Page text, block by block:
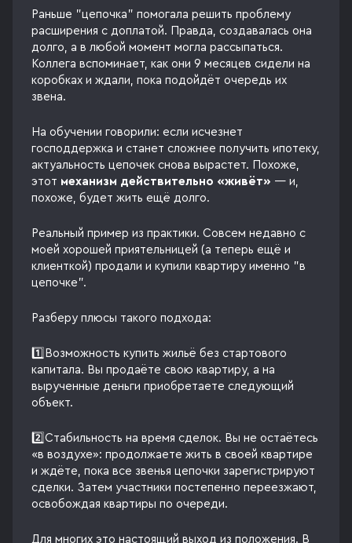
Раньше "цепочка" помогала решить проблему
расширения с доплатой. Правда, создавалась она
долго, а в любой момент могла рассыпаться.
Коллега вспоминает, как они 9 месяцев сидели на
коробках и ждали, пока подойдёт очередь их
звена.
На обучении говорили: если исчезнет
господдержка и станет сложнее получить ипотеку,
актуальность цепочек снова вырастет. Похоже,
этот механизм действительно «живёт» — и,
похоже, будет жить ещё долго.
Реальный пример из практики. Совсем недавно с
моей хорошей приятельницей (а теперь ещё и
клиенткой) продали и купили квартиру именно "в
цепочке".
Разберу плюсы такого подхода:
1️⃣Возможность купить жильё без стартового
капитала. Вы продаёте свою квартиру, а на
вырученные деньги приобретаете следующий
объект.
2️⃣Стабильность на время сделок. Вы не остаётесь
«в воздухе»: продолжаете жить в своей квартире
и ждёте, пока все звенья цепочки зарегистрируют
сделки. Затем участники постепенно переезжают,
освобождая квартиры по очереди.
Для многих это настоящий выход из положения. В